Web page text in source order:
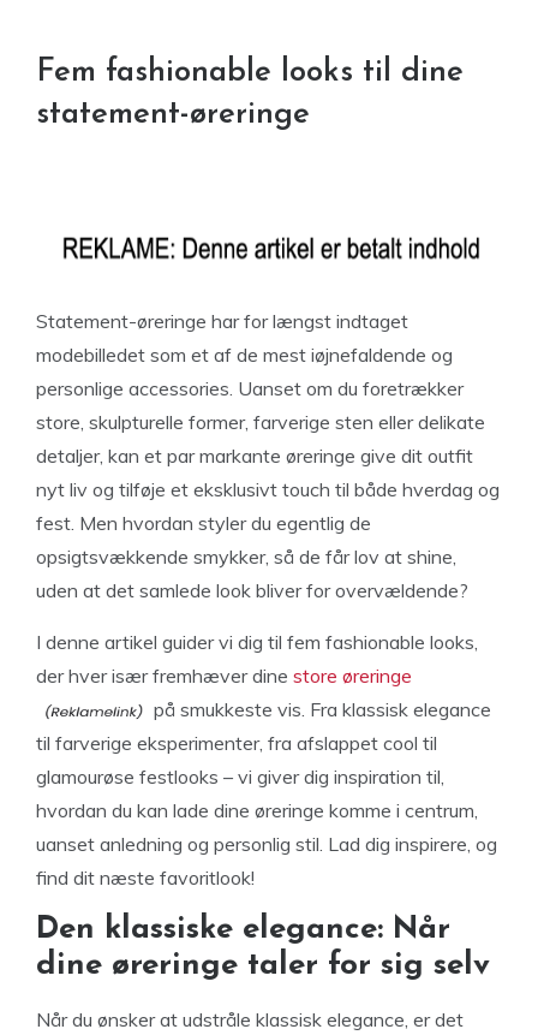
Fem fashionable looks til dine
statement-øreringe
Statement-øreringe har for længst indtaget
modebilledet som et af de mest iøjnefaldende og
personlige accessories. Uanset om du foretrækker
store, skulpturelle former, farverige sten eller delikate
detaljer, kan et par markante øreringe give dit outfit
nyt liv og tilføje et eksklusivt touch til både hverdag og
fest. Men hvordan styler du egentlig de
opsigtsvækkende smykker, så de får lov at shine,
uden at det samlede look bliver for overvældende?
I denne artikel guider vi dig til fem fashionable looks,
der hver især fremhæver dine store øreringe
på smukkeste vis. Fra klassisk elegance
til farverige eksperimenter, fra afslappet cool til
glamourøse festlooks – vi giver dig inspiration til,
hvordan du kan lade dine øreringe komme i centrum,
uanset anledning og personlig stil. Lad dig inspirere, og
find dit næste favoritlook!
Den klassiske elegance: Når
dine øreringe taler for sig selv
Når du ønsker at udstråle klassisk elegance, er det